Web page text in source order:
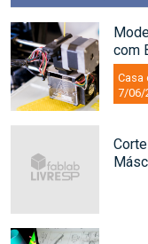
com
Casa
7/06/